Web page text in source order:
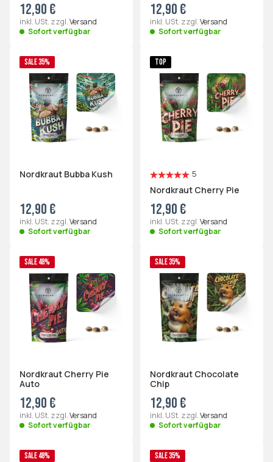
12,90 €
inkl. USt. zzgl.Versand
Sofort verfügbar
12,90 €
inkl. USt. zzgl.Versand
Sofort verfügbar
SALE 35%
Nordkraut Bubba Kush
12,90 €
inkl. USt. zzgl.Versand
Sofort verfügbar
TOP
5
Nordkraut Cherry Pie
12,90 €
inkl. USt. zzgl.Versand
Sofort verfügbar
SALE 48%
Nordkraut Cherry Pie
Auto
12,90 €
inkl. USt. zzgl.Versand
Sofort verfügbar
SALE 35%
Nordkraut Chocolate
Chip
12,90 €
inkl. USt. zzgl.Versand
Sofort verfügbar
SALE 48% SALE 35%